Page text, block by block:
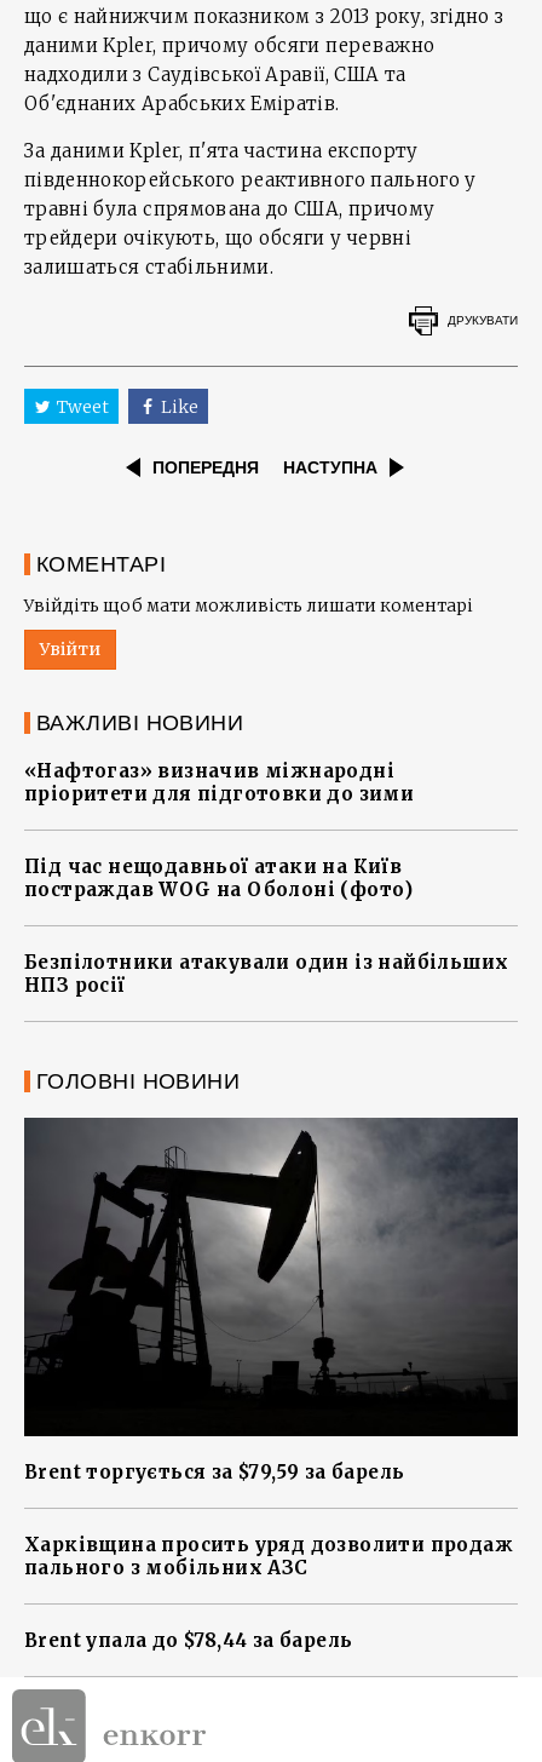
що є найнижчим показником з 2013 року, згідно з
даними Kpler, причому обсяги переважно
надходили з Саудівської Аравії, США та
Об'єднаних Арабських Еміратів.
За даними Kpler, п'ята частина експорту
південнокорейського реактивного пального у
травні була спрямована до США, причому
трейдери очікують, що обсяги у червні
залишаться стабільними.
ДРУКУВАТИ
Tweet Like
ПОПЕРЕДНЯ НАСТУПНА
КОМЕНТАРІ
Увійдіть щоб мати можливість лишати коментарі
Увійти
ВАЖЛИВІ НОВИНИ
«Нафтогаз» визначив міжнародні
пріоритети для підготовки до зими
Під час нещодавньої атаки на Київ
постраждав WOG на Оболоні (фото)
Безпілотники атакували один із найбільших
НПЗ росії
ГОЛОВНІ НОВИНИ
Brent торгується за $79,59 за барель
Харківщина просить уряд дозволити продаж
пального з мобільних АЗС
Brent упала до $78,44 за барель